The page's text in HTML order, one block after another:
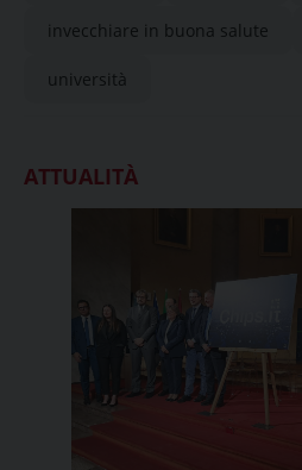
invecchiare in buona salute
università
ATTUALITÀ